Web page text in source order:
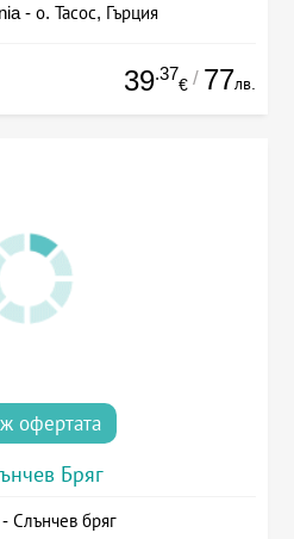
- о. Тасос, Гърция
39.37
€ / 77лв.
офертата
Бряг
Слънчев бряг